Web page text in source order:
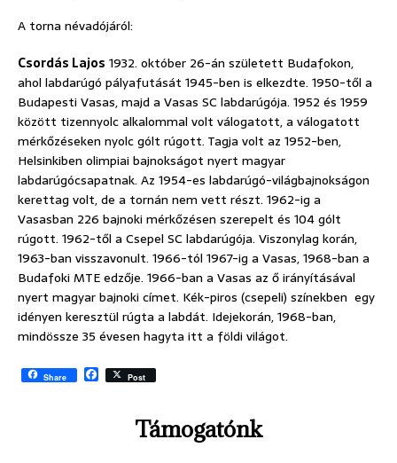
A torna névadójáról:
Csordás Lajos 1932. október 26-án született Budafokon,
ahol labdarúgó pályafutását 1945-ben is elkezdte. 1950-től a
Budapesti Vasas, majd a Vasas SC labdarúgója. 1952 és 1959
között tizennyolc alkalommal volt válogatott, a válogatott
mérkőzéseken nyolc gólt rúgott. Tagja volt az 1952-ben,
Helsinkiben olimpiai bajnokságot nyert magyar
labdarúgócsapatnak. Az 1954-es labdarúgó-világbajnokságon
kerettag volt, de a tornán nem vett részt. 1962-ig a
Vasasban 226 bajnoki mérkőzésen szerepelt és 104 gólt
rúgott. 1962-től a Csepel SC labdarúgója. Viszonylag korán,
1963-ban visszavonult. 1966-tól 1967-ig a Vasas, 1968-ban a
Budafoki MTE edzője. 1966-ban a Vasas az ő irányításával
nyert magyar bajnoki címet. Kék-piros (csepeli) színekben egy
idényen keresztül rúgta a labdát. Idejekorán, 1968-ban,
mindössze 35 évesen hagyta itt a földi világot.
Share F
a Post
Támogatónk